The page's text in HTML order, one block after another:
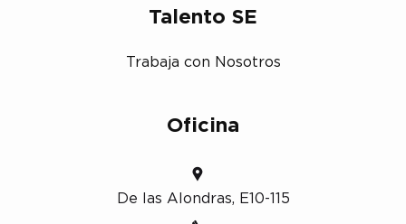
Talento SE
Trabaja con Nosotros
Oficina
De las Alondras, E10-115